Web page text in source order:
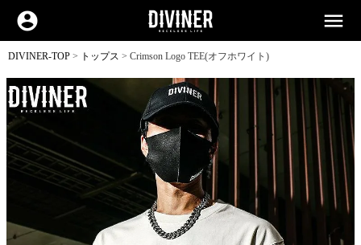
account_circle menu
DIVINER-TOP トップス Crimson Logo TEE(オフホワイト)